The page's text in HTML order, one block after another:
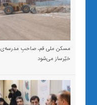
مسکن ملی قم، صاحبِ مدرسه‌ی
خیّرساز می‌شود